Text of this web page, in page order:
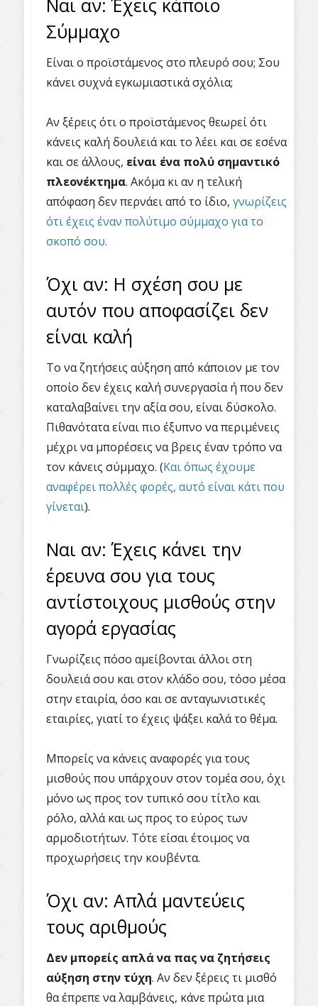
Ναι αν: Έχεις κάποιο
Σύμμαχο
Είναι ο προϊστάμενος στο πλευρό σου; Σου
κάνει συχνά εγκωμιαστικά σχόλια;
Αν ξέρεις ότι ο προϊστάμενος θεωρεί ότι
κάνεις καλή δουλειά και το λέει και σε εσένα
και σε άλλους, είναι ένα πολύ σημαντικό
πλεονέκτημα. Ακόμα κι αν η τελική
απόφαση δεν περνάει από το ίδιο, γνωρίζεις
ότι έχεις έναν πολύτιμο σύμμαχο για το
σκοπό σου.
Όχι αν: Η σχέση σου με
αυτόν που αποφασίζει δεν
είναι καλή
Το να ζητήσεις αύξηση από κάποιον με τον
οποίο δεν έχεις καλή συνεργασία ή που δεν
καταλαβαίνει την αξία σου, είναι δύσκολο.
Πιθανότατα είναι πιο έξυπνο να περιμένεις
μέχρι να μπορέσεις να βρεις έναν τρόπο να
τον κάνεις σύμμαχο. (Και όπως έχουμε
αναφέρει πολλές φορές, αυτό είναι κάτι που
γίνεται).
Ναι αν: Έχεις κάνει την
έρευνα σου για τους
αντίστοιχους μισθούς στην
αγορά εργασίας
Γνωρίζεις πόσο αμείβονται άλλοι στη
δουλειά σου και στον κλάδο σου, τόσο μέσα
στην εταιρία, όσο και σε ανταγωνιστικές
εταιρίες, γιατί το έχεις ψάξει καλά το θέμα.
Μπορείς να κάνεις αναφορές για τους
μισθούς που υπάρχουν στον τομέα σου, όχι
μόνο ως προς τον τυπικό σου τίτλο και
ρόλο, αλλά και ως προς το εύρος των
αρμοδιοτήτων. Τότε είσαι έτοιμος να
προχωρήσεις την κουβέντα.
Όχι αν: Απλά μαντεύεις
τους αριθμούς
Δεν μπορείς απλά να πας να ζητήσεις
αύξηση στην τύχη. Αν δεν ξέρεις τι μισθό
θα έπρεπε να λαμβάνεις, κάνε πρώτα μια